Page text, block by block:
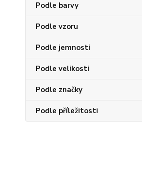
Podle barvy
Podle vzoru
Podle jemnosti
Podle velikosti
Podle značky
Podle příležitosti